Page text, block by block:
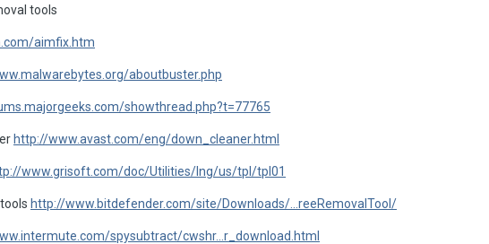
tools
aimfix.htm
aboutbuster.php
showthread.php?t=77765
http://www.avast.com/eng/down_cleaner.html
www.grisoft.com/doc/Utilities/lng/us/tpl/tpl01
http://www.bitdefender.com/site/Downloads/...reeRemovalTool/
spysubtract/cwshr...r_download.html